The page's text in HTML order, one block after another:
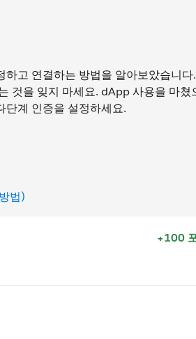
고 연결하는 방법을 알아보았습니
것을 잊지 마세요. dApp 사용을 마쳤
단계 인증을 설정하세요.
법)